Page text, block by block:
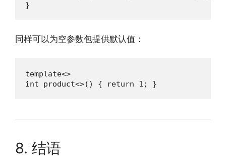
}
同样可以为空参数包提供默认值：
template<>
int product<>() { return 1; }
8. 结语